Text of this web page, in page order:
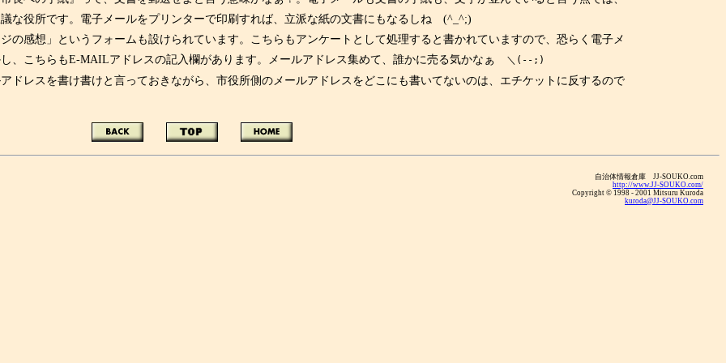
な役所です。電子メールをプリンターで印刷すれば、立派な紙の文書にもなるしね (^_^;)
感想」というフォームも設けられています。こちらもアンケートとして処理すると書かれていますので、恐らく電子メ
、こちらもE-MAILアドレスの記入欄があります。メールアドレス集めて、誰かに売る気かなぁ
＼(--;)
レスを書け書けと言っておきながら、市役所側のメールアドレスをどこにも書いてないのは、エチケットに反するので
自治体情報倉庫 JJ-SOUKO.com
http://www.JJ-SOUKO.com/
Copyright © 1998 - 2001 Mitsuru Kuroda
kuroda@JJ-SOUKO.com